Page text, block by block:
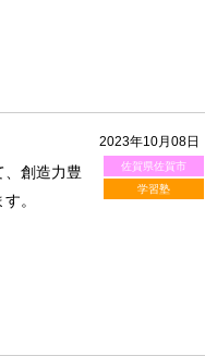
2023年10月08日
佐賀県佐賀市
学習塾
、創造力豊
。